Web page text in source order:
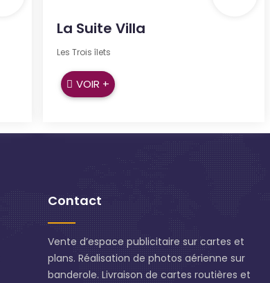
La Suite Villa
Les Trois îlets
VOIR +
Contact
Vente d’espace publicitaire sur cartes et
plans. Réalisation de photos aérienne sur
banderole. Livraison de cartes routières et